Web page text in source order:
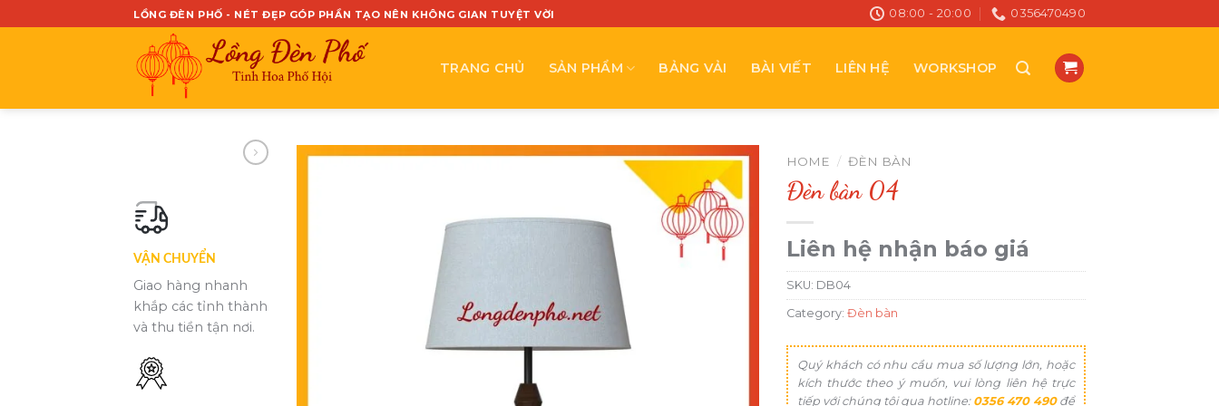
LỒNG ĐÈN PHỐ - NÉT ĐẸP GÓP PHẦN TẠO NÊN KHÔNG GIAN TUYỆT VỜI 08:00 - 20:00 0356470490
TRANG CHỦ SẢN PHẨM BẢNG VẢI BÀI VIẾT LIÊN HỆ WORKSHOP
VẬN CHUYỂN
Giao hàng nhanh
khắp các tỉnh thành
và thu tiền tận nơi.
HOME / ĐÈN BÀN
Đèn bàn 04
Liên hệ nhận báo giá
SKU: DB04
Category: Đèn bàn
Quý khách có nhu cầu mua số lượng lớn, hoặc
kích thước theo ý muốn, vui lòng liên hệ trực
tiếp với chúng tôi qua hotline: 0356 470 490để